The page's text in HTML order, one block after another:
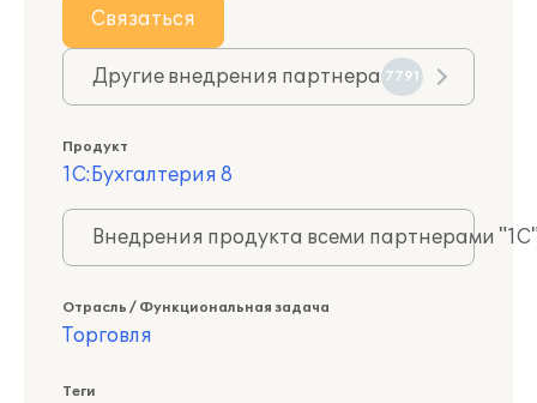
Связаться
Другие внедрения партнера 7791
Продукт
1С:Бухгалтерия 8
Внедрения продукта всеми партнерами
Отрасль / Функциональная задача
Торговля
Теги